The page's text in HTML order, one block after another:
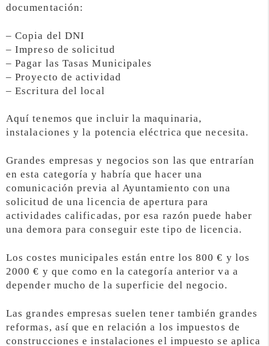
documentación:
– Copia del DNI
– Impreso de solicitud
– Pagar las Tasas Municipales
– Proyecto de actividad
– Escritura del local
Aquí tenemos que incluir la maquinaria,
instalaciones y la potencia eléctrica que necesita.
Grandes empresas y negocios son las que entrarían
en esta categoría y habría que hacer una
comunicación previa al Ayuntamiento con una
solicitud de una licencia de apertura para
actividades calificadas, por esa razón puede haber
una demora para conseguir este tipo de licencia.
Los costes municipales están entre los 800 € y los
2000 € y que como en la categoría anterior va a
depender mucho de la superficie del negocio.
Las grandes empresas suelen tener también grandes
reformas, así que en relación a los impuestos de
construcciones e instalaciones el impuesto se aplica